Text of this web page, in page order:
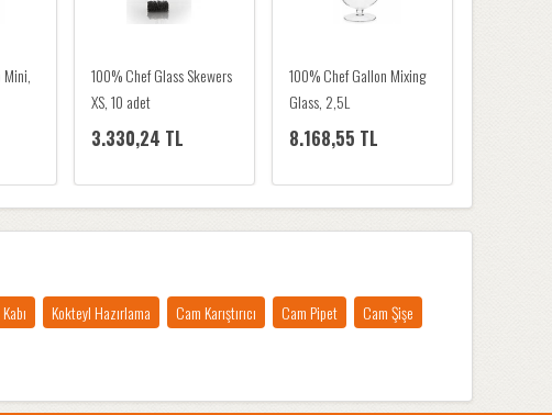
350
100% Chef Cat Cup Mini,
200 ml
2.010,76 TL
100% Chef Glass Skewers
XS, 10 adet
3.330,24 TL
Kokteyl Hazırlama Cam Karıştırıcı Cam Pipet Cam Şişe